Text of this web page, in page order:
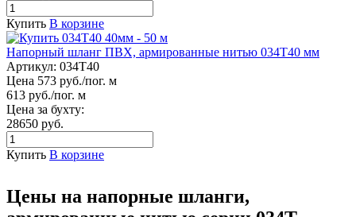
Купить В корзине
Напорный шланг ПВХ, армированные нитью 034Т40 мм
Артикул: 034Т40
Цена 573 руб./пог. м
613 руб./пог. м
Цена за бухту:
28650 руб.
Купить В корзине
Цены на напорные шланги,